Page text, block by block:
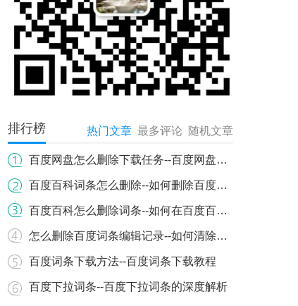
排行榜 热门文章 最多评论 随机文章
百度网盘怎么删除下载任务--百度网盘下载任务如何删除？详细步骤教你轻松操作
百度百科词条怎么删除--如何删除百度百科词条？详细流程与注意事项
百度百科怎么删除词条--如何在百度百科上删除词条
怎么删除百度词条编辑记录--如何清除百度百科词条编辑历史记录
百度词条下载方法--百度词条下载教程
百度下拉词条--百度下拉词条的深度解析